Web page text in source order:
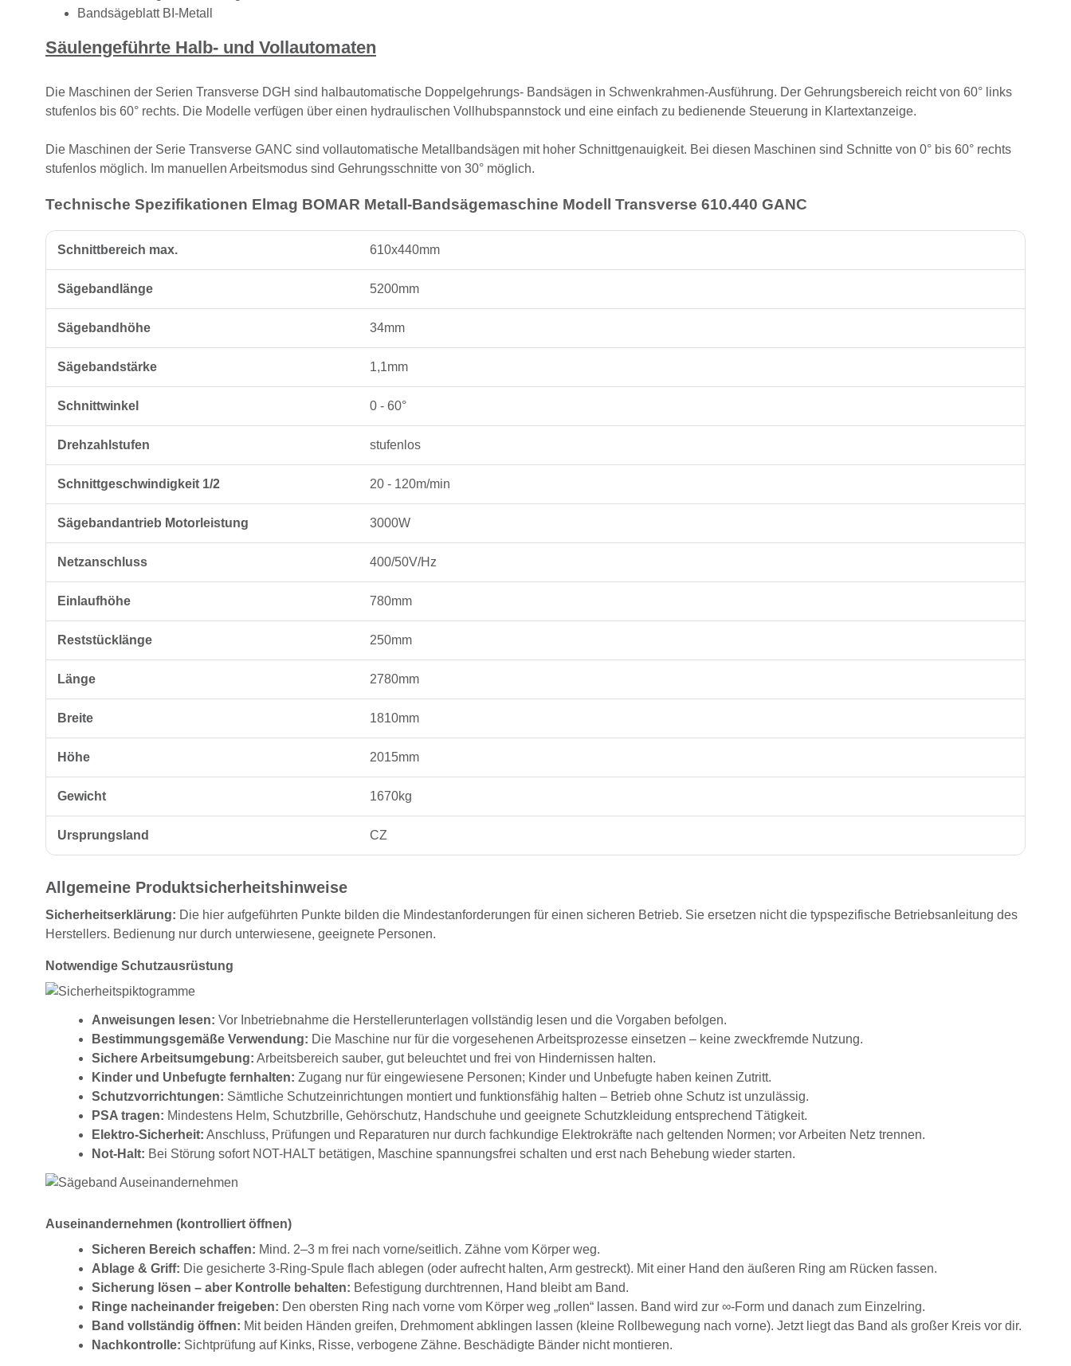
Bandsägeblatt BI-Metall
Säulengeführte Halb- und Vollautomaten
Die Maschinen der Serien Transverse DGH sind halbautomatische Doppelgehrungs- Bandsägen in Schwenkrahmen-Ausführung. Der Gehrungsbereich reicht von 60° links
stufenlos bis 60° rechts. Die Modelle verfügen über einen hydraulischen Vollhubspannstock und eine einfach zu bedienende Steuerung in Klartextanzeige.
Die Maschinen der Serie Transverse GANC sind vollautomatische Metallbandsägen mit hoher Schnittgenauigkeit. Bei diesen Maschinen sind Schnitte von 0° bis 60° rechts
stufenlos möglich. Im manuellen Arbeitsmodus sind Gehrungsschnitte von 30° möglich.
Technische Spezifikationen Elmag BOMAR Metall-Bandsägemaschine Modell Transverse 610.440 GANC
Schnittbereich max. 610x440mm
Sägebandlänge 5200mm
Sägebandhöhe 34mm
Sägebandstärke 1,1mm
Schnittwinkel 0 - 60°
Drehzahlstufen stufenlos
Schnittgeschwindigkeit 1/2 20 - 120m/min
Sägebandantrieb Motorleistung 3000W
Netzanschluss 400/50V/Hz
Einlaufhöhe 780mm
Reststücklänge 250mm
Länge 2780mm
Breite 1810mm
Höhe 2015mm
Gewicht 1670kg
Ursprungsland CZ
Allgemeine Produktsicherheitshinweise
Sicherheitserklärung: Die hier aufgeführten Punkte bilden die Mindestanforderungen für einen sicheren Betrieb. Sie ersetzen nicht die typspezifische Betriebsanleitung des
Herstellers. Bedienung nur durch unterwiesene, geeignete Personen.
Notwendige Schutzausrüstung
Anweisungen lesen: Vor Inbetriebnahme die Herstellerunterlagen vollständig lesen und die Vorgaben befolgen.
Bestimmungsgemäße Verwendung: Die Maschine nur für die vorgesehenen Arbeitsprozesse einsetzen – keine zweckfremde Nutzung.
Sichere Arbeitsumgebung: Arbeitsbereich sauber, gut beleuchtet und frei von Hindernissen halten.
Kinder und Unbefugte fernhalten: Zugang nur für eingewiesene Personen; Kinder und Unbefugte haben keinen Zutritt.
Schutzvorrichtungen: Sämtliche Schutzeinrichtungen montiert und funktionsfähig halten – Betrieb ohne Schutz ist unzulässig.
PSA tragen: Mindestens Helm, Schutzbrille, Gehörschutz, Handschuhe und geeignete Schutzkleidung entsprechend Tätigkeit.
Elektro-Sicherheit: Anschluss, Prüfungen und Reparaturen nur durch fachkundige Elektrokräfte nach geltenden Normen; vor Arbeiten Netz trennen.
Not-Halt: Bei Störung sofort NOT-HALT betätigen, Maschine spannungsfrei schalten und erst nach Behebung wieder starten.
Auseinandernehmen (kontrolliert öffnen)
Sicheren Bereich schaffen: Mind. 2–3 m frei nach vorne/seitlich. Zähne vom Körper weg.
Ablage & Griff: Die gesicherte 3-Ring-Spule flach ablegen (oder aufrecht halten, Arm gestreckt). Mit einer Hand den äußeren Ring am Rücken fassen.
Sicherung lösen – aber Kontrolle behalten: Befestigung durchtrennen, Hand bleibt am Band.
Ringe nacheinander freigeben: Den obersten Ring nach vorne vom Körper weg „rollen“ lassen. Band wird zur ∞-Form und danach zum Einzelring.
Band vollständig öffnen: Mit beiden Händen greifen, Drehmoment abklingen lassen (kleine Rollbewegung nach vorne). Jetzt liegt das Band als großer Kreis vor dir.
Nachkontrolle: Sichtprüfung auf Kinks, Risse, verbogene Zähne. Beschädigte Bänder nicht montieren.